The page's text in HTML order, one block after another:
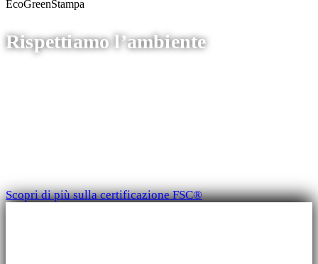
Rispettiamo l’ambiente
Scopri di più sulla certificazione FSC®